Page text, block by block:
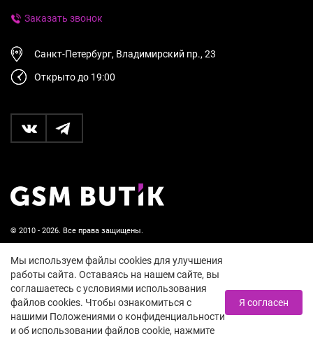
© 2010 - 2026. Все права защищены.
Пользовательское соглашение и политика
конфиденциальности
18+
Заказать звонок
Санкт-Петербург, Владимирский пр., 23
Открыто до 19:00
Мы используем файлы cookies для улучшения
работы сайта. Оставаясь на нашем сайте, вы
соглашаетесь с условиями использования
файлов cookies. Чтобы ознакомиться с
нашими Положениями о конфиденциальности
и об использовании файлов cookie, нажмите
Я согласен